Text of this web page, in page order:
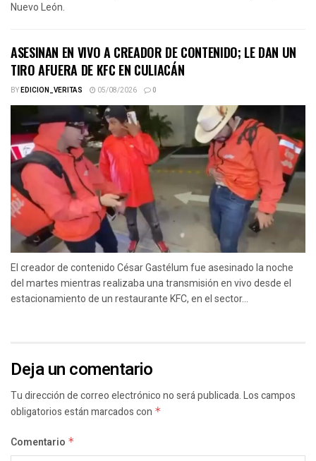
Nuevo León.
ASESINAN EN VIVO A CREADOR DE CONTENIDO; LE DAN UN
TIRO AFUERA DE KFC EN CULIACÁN
BYEDICION_VERITAS 05/08/2026 0
El creador de contenido César Gastélum fue asesinado la noche
del martes mientras realizaba una transmisión en vivo desde el
estacionamiento de un restaurante KFC, en el sector...
Deja un comentario
Tu dirección de correo electrónico no será publicada.Los campos
obligatorios están marcados con *
Comentario *